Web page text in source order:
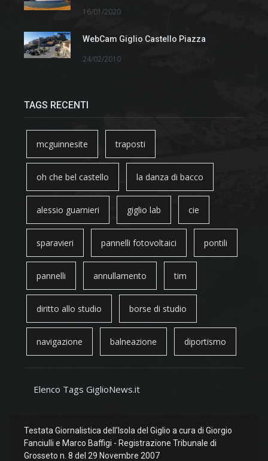
16/01/2020
WebCam Giglio Castello Piazza
24/02/2010
TAGS RECENTI
mcguinnesite traposti
oh che bel castello la danza di bacco
alessio guarnieri giglio lab cie
sparavieri pannelli fotovoltaici pontili
pannelli annullamento tim
diritto allo studio borse di studio
navigazione balneazione diportismo
Elenco Tags GiglioNews.it
Testata Giornalistica dell'Isola del Giglio a cura di Giorgio
Fanciulli e Marco Baffigi - Registrazione Tribunale di
Grosseto n. 8 del 29 Novembre 2007